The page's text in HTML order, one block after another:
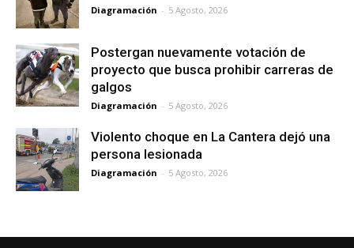
Diagramación - 5 Agosto, 2026
Postergan nuevamente votación de
proyecto que busca prohibir carreras de
galgos
Diagramación - 5 Agosto, 2026
Violento choque en La Cantera dejó una
persona lesionada
Diagramación - 5 Agosto, 2026